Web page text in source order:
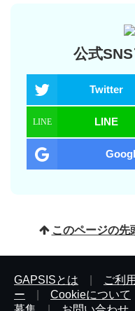
公式
Twitter
LINE
このページの先
GAPSISとは ご利
ー
Cookieについて